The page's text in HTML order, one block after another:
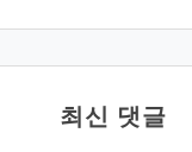
최신 댓글